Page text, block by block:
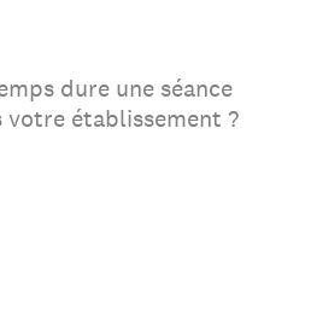
dure une séance
votre établissement ?